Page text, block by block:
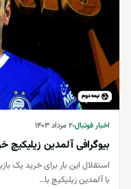
اخبار فوتبال۲ مرداد ۱۴۰۳
بیوگرافی آلمدین زیلیکیچ
استقلال این بار برای خرید یک
با آلمدین زیلیکیچ با…